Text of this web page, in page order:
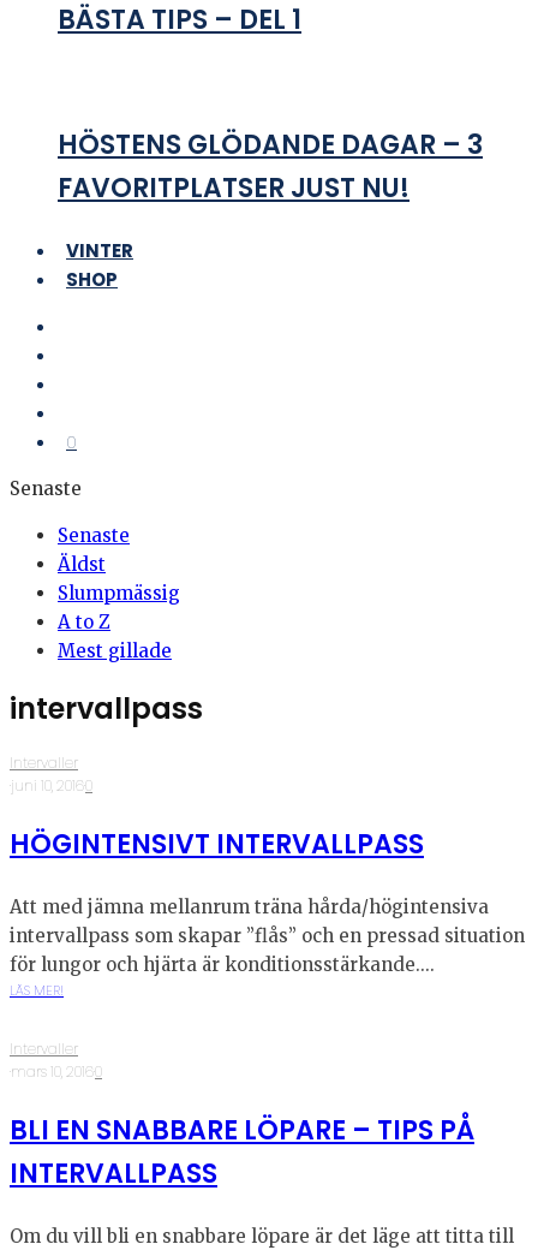
BÄSTA TIPS – DEL 1
HÖSTENS GLÖDANDE DAGAR – 3
FAVORITPLATSER JUST NU!
VINTER
SHOP
0
Senaste
Senaste
Äldst
Slumpmässig
A to Z
Mest gillade
intervallpass
Intervaller
·juni 10, 2016·0
HÖGINTENSIVT INTERVALLPASS
Att med jämna mellanrum träna hårda/högintensiva
intervallpass som skapar ”flås” och en pressad situation
för lungor och hjärta är konditionsstärkande....
LÄS MER!
Intervaller
·mars 10, 2016·0
BLI EN SNABBARE LÖPARE – TIPS PÅ
INTERVALLPASS
Om du vill bli en snabbare löpare är det läge att titta till